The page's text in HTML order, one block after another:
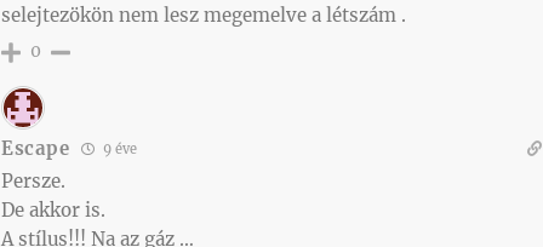
selejtezökön nem lesz megemelve a létszám .
0
Escape 9 éve
Persze.
De akkor is.
A stílus!!! Na az gáz …